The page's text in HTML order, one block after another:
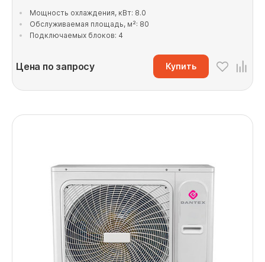
Мощность охлаждения, кВт: 8.0
Обслуживаемая площадь, м²: 80
Подключаемых блоков: 4
Цена по запросу Купить